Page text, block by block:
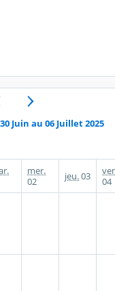
Juin au 06 Juillet 2025
mer.
02
jeu.03
04